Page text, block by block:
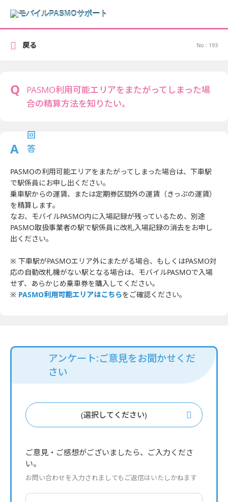
No : 193
PASMO利用可能エリアをまたがってしまった場
合の精算方法を知りたい。
PASMOの利用可能エリアをまたがってしまった場合は、下車駅
で駅係員にお申し出ください。
乗車駅からの運賃、または定期券区間外の運賃（きっぷの運賃）
を精算します。
なお、モバイルPASMO内に入場記録が残っているため、別途
PASMO取扱事業者の駅で駅係員に改札入場記録の消去をお申し
出ください。
※ 下車駅がPASMOエリア外にまたがる場合、もしくはPASMO対
応の自動改札機がない駅となる場合は、モバイルPASMOで入場
せず、あらかじめ乗車券を購入してください。
※ PASMO利用可能エリアはこちらをご確認ください。
戻る
アンケート:ご意見をお聞かせくだ
さい
(選択してください)
ご意見・ご感想がございましたら、ご入力くださ
い。
お問い合わせを入力されましてもご返信はいたしかねます